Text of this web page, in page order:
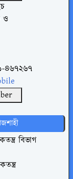
ও
৪৬৭২৬৭
বিভাগ